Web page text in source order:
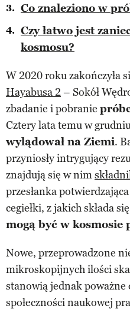
Co znaleziono w
Czy łatwo jest
kosmosu?
W 2020 roku zakończyła
Hayabusa 2– Sokół
zbadanie i pobranie
Cztery lata temu w
wylądował na Ziemi.
przyniosły intrygujący
znajdują się w nim
przesłanka
cegiełki, z jakich składa
mogą być w kosmosie
Nowe, przeprowadzone
mikroskopijnych ilości
stanowią jednak poważne
społeczności naukowej